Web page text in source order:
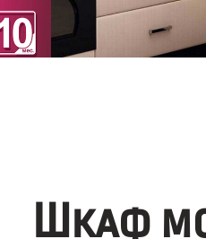
Шкаф